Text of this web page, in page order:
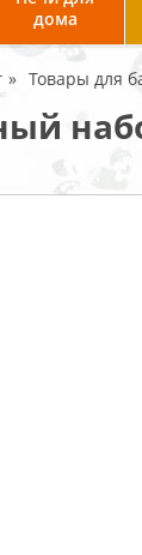
данных
Условия
возврата
Гарантия
дома
Товары для